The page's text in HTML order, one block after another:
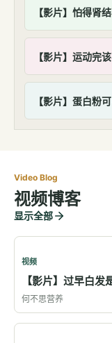
【影片】怕得肾
【影片】运动完
【影片】蛋白粉
Video Blog
视频博客
显示全部
视频
【影片】过早白发
何不思营养